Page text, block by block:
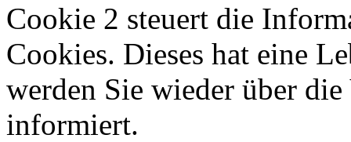
Cookie 2 steuert die
Cookies. Dieses hat eine
werden Sie wieder über
informiert.